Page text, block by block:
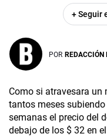
+ Seguir
POR REDACCIÓN
Como si atravesara un
tantos meses
semanas el precio del
debajo de los $ 32 en